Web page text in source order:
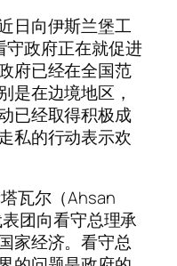
日向伊斯兰堡工
守政府正在就促进
府已经在全国范
是在边境地区，
已经取得积极成
私的行动表示欢
瓦尔（Ahsan
团向看守总理承
家经济。看守总